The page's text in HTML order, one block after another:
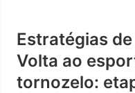
Estratégias
Volta ao
tornozelo: